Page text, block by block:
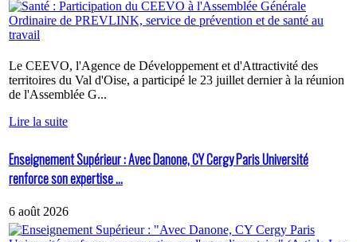
Le CEEVO, l'Agence de Développement et d'Attractivité des
territoires du Val d'Oise, a participé le 23 juillet dernier à la réunion
de l'Assemblée G...
Lire la suite
Enseignement Supérieur : Avec Danone, CY Cergy Paris Université
renforce son expertise ...
6 août 2026